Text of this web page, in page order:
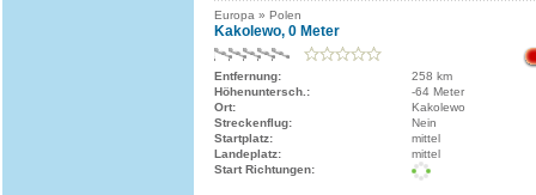
Europa » Polen
Kakolewo, 0 Meter
Entfernung:
258 km
Höhenuntersch.:
-64 Meter
Ort:
Kakolewo
Streckenflug:
Nein
Startplatz:
mittel
Landeplatz:
mittel
Start Richtungen: